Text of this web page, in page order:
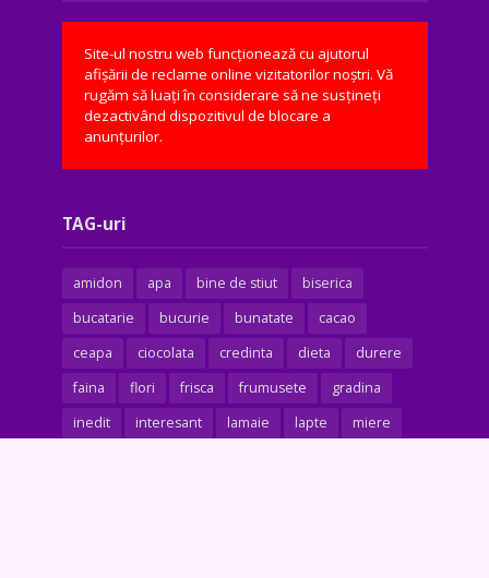
Site-ul nostru web funcționează cu ajutorul
afișării de reclame online vizitatorilor noștri. Vă
rugăm să luați în considerare să ne susțineți
dezactivând dispozitivul de blocare a
anunțurilor.
TAG-uri
amidon apa bine de stiut
biserica
bucatarie
bucurie bunatate
cacao
ceapa
ciocolata credinta dieta
durere
faina
flori frisca frumusete
gradina
inedit
interesant lamaie lapte
miere